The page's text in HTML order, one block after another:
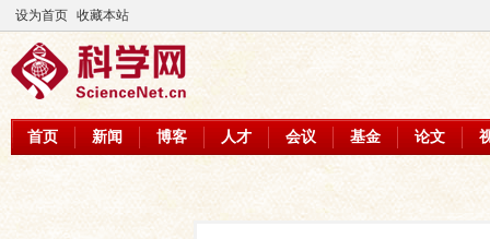
设为首页 收藏本站
首页 新闻 博客 人才 会议 基金 论文